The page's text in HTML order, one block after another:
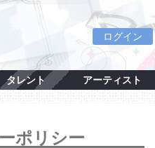
ログイン
タレント アーティスト
ポリシー